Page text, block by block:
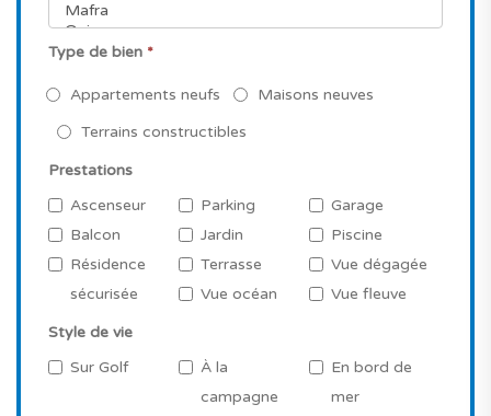
Type de bien *
Appartements neufs
Maisons neuves
Terrains constructibles
Prestations
Ascenseur
Parking
Garage
Balcon
Jardin
Piscine
Résidence
sécurisée
Terrasse
Vue dégagée
Vue océan
Vue fleuve
Style de vie
Sur Golf
À la
campagne
En bord de
mer